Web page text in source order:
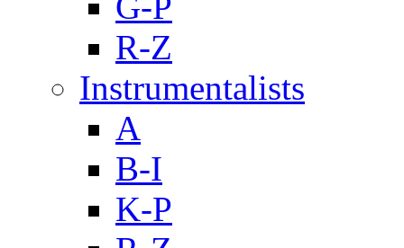
R-Z
Instrumentalists
A
B-I
K-P